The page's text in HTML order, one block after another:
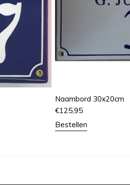
Naambord 30x20cm
€125,95
Bestellen